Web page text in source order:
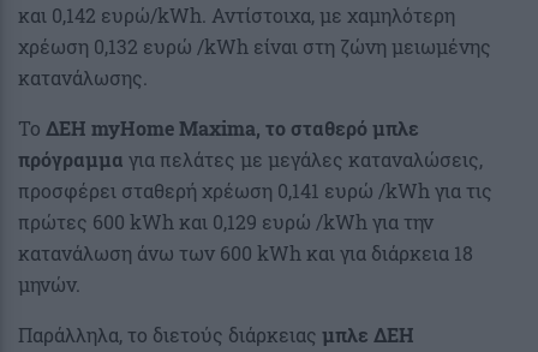
και 0,142 ευρώ/kWh. Αντίστοιχα, με χαμηλότερη
χρέωση 0,132 ευρώ /kWh είναι στη ζώνη μειωμένης
κατανάλωσης.
Το ΔΕΗ myHome Maxima, το σταθερό μπλε
πρόγραμμα για πελάτες με μεγάλες καταναλώσεις,
προσφέρει σταθερή χρέωση 0,141 ευρώ /kWh για τις
πρώτες 600 kWh και 0,129 ευρώ /kWh για την
κατανάλωση άνω των 600 kWh και για διάρκεια 18
μηνών.
Παράλληλα, το διετούς διάρκειας μπλε ΔΕΗ